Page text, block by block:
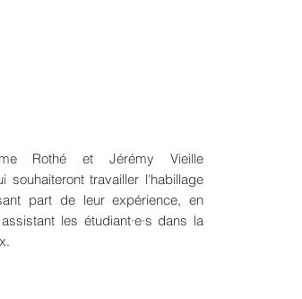
Rothé et Jérémy Vieille
travailler l'habillage
part de leur expérience, en
les étudiant·e·s dans la